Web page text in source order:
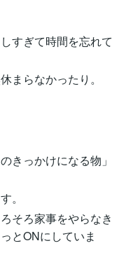
すぎて時間を忘れて
まらなかったり。
きっかけになる物」
。
そろ家事をやらなき
とONにしていま